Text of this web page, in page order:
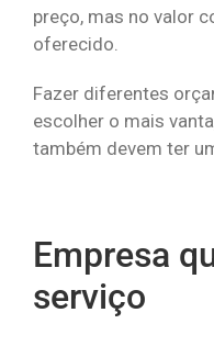
preço, mas no valor
oferecido.
Fazer diferentes
escolher o mais
também devem ter
Empresa
serviço